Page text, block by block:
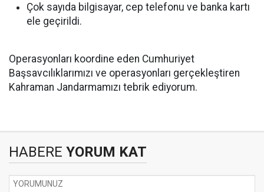
Çok sayıda bilgisayar, cep telefonu ve banka kartı
ele geçirildi.
Operasyonları koordine eden Cumhuriyet
Başsavcılıklarımızı ve operasyonları gerçekleştiren
Kahraman Jandarmamızı tebrik ediyorum.
HABERE YORUM KAT